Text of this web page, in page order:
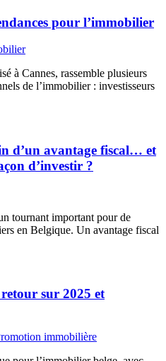
pour l’immobilier
à Cannes, rassemble plusieurs
de l’immobilier : investisseurs
d’un avantage fiscal… et
d’investir ?
tournant important pour de
en Belgique. Un avantage fiscal
sur 2025 et
immobilière